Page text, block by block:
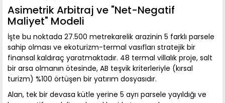
Asimetrik Arbitraj ve "Net-Negatif
Maliyet" Modeli
İşte bu noktada 27.500 metrekarelik arazinin 5 farklı parsele
sahip olması ve ekoturizm-termal vasıfları stratejik bir
finansal kaldıraç yaratmaktadır. 48 termal villalık proje, salt
bir arsa olmanın ötesinde, AB teşvik kriterleriyle (kırsal
turizm) %100 örtüşen bir yatırım dosyasıdır.
Alan, tek bir devasa kütle yerine 5 ayrı parsele yayıldığı ve